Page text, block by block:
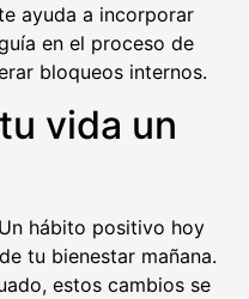
ayuda a incorporar
en el proceso de
bloqueos internos.
vida un
hábito positivo hoy
tu bienestar mañana.
estos cambios se